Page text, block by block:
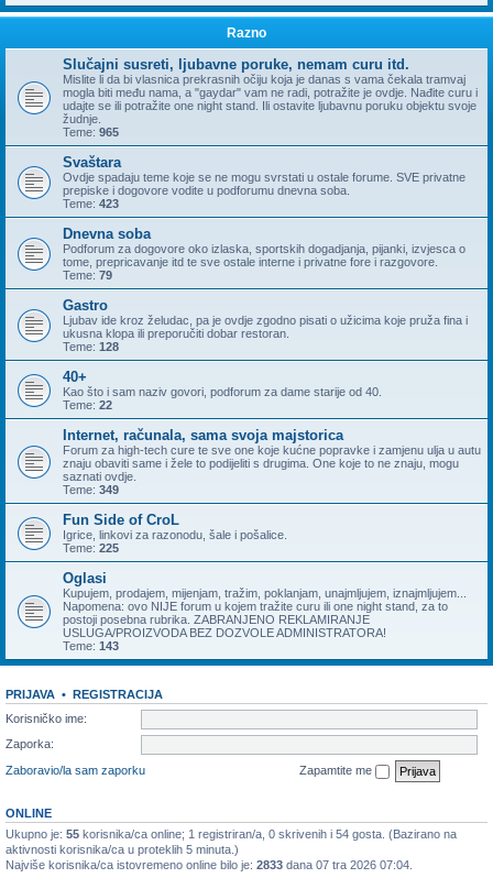
Razno
Slučajni susreti, ljubavne poruke, nemam curu itd.
Mislite li da bi vlasnica prekrasnih očiju koja je danas s vama čekala tramvaj
mogla biti među nama, a "gaydar" vam ne radi, potražite je ovdje. Nađite curu i
udajte se ili potražite one night stand. Ili ostavite ljubavnu poruku objektu svoje
žudnje.
Teme: 965
Svaštara
Ovdje spadaju teme koje se ne mogu svrstati u ostale forume. SVE privatne
prepiske i dogovore vodite u podforumu dnevna soba.
Teme: 423
Dnevna soba
Podforum za dogovore oko izlaska, sportskih dogadjanja, pijanki, izvjesca o
tome, prepricavanje itd te sve ostale interne i privatne fore i razgovore.
Teme: 79
Gastro
Ljubav ide kroz želudac, pa je ovdje zgodno pisati o užicima koje pruža fina i
ukusna klopa ili preporučiti dobar restoran.
Teme: 128
40+
Kao što i sam naziv govori, podforum za dame starije od 40.
Teme: 22
Internet, računala, sama svoja majstorica
Forum za high-tech cure te sve one koje kućne popravke i zamjenu ulja u autu
znaju obaviti same i žele to podijeliti s drugima. One koje to ne znaju, mogu
saznati ovdje.
Teme: 349
Fun Side of CroL
Igrice, linkovi za razonodu, šale i pošalice.
Teme: 225
Oglasi
Kupujem, prodajem, mijenjam, tražim, poklanjam, unajmljujem, iznajmljujem...
Napomena: ovo NIJE forum u kojem tražite curu ili one night stand, za to
postoji posebna rubrika. ZABRANJENO REKLAMIRANJE
USLUGA/PROIZVODA BEZ DOZVOLE ADMINISTRATORA!
Teme: 143
PRIJAVA • REGISTRACIJA
Korisničko ime:
Zaporka:
Zaboravio/la sam zaporku
Zapamtite me
ONLINE
Ukupno je: 55 korisnika/ca online; 1 registriran/a, 0 skrivenih i 54 gosta. (Bazirano na
aktivnosti korisnika/ca u proteklih 5 minuta.)
Najviše korisnika/ca istovremeno online bilo je: 2833 dana 07 tra 2026 07:04.